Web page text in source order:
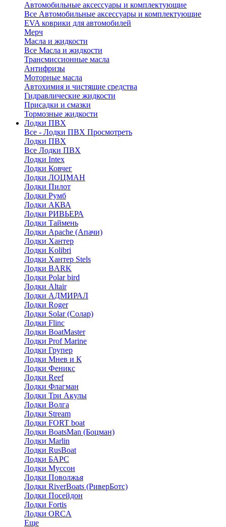
Автомобильные аксессуары и комплектующие
Все Автомобильные аксессуары и комплектующие
EVA коврики для автомобилей
Мерч
Масла и жидкости
Все Масла и жидкости
Трансмиссионные масла
Антифризы
Моторные масла
Автохимия и чистящие средства
Гидравлические жидкости
Присадки и смазки
Тормозные жидкости
Лодки ПВХ
Все - Лодки ПВХ Просмотреть
Лодки ПВХ
Все Лодки ПВХ
Лодки Intex
Лодки Ковчег
Лодки ЛОЦМАН
Лодки Пилот
Лодки Румб
Лодки АКВА
Лодки РИВЬЕРА
Лодки Таймень
Лодки Apache (Апачи)
Лодки Хантер
Лодки Kolibri
Лодки Хантер Stels
Лодки BARK
Лодки Polar bird
Лодки Altair
Лодки АДМИРАЛ
Лодки Roger
Лодки Solar (Солар)
Лодки Flinc
Лодки BoatMaster
Лодки Prof Marine
Лодки Групер
Лодки Мнев и К
Лодки Феникс
Лодки Reef
Лодки Флагман
Лодки Три Акулы
Лодки Волга
Лодки Stream
Лодки FORT boat
Лодки BoatsMan (Боцман)
Лодки Marlin
Лодки RusBoat
Лодки БАРС
Лодки Муссон
Лодки Поволжья
Лодки RiverBoats (РиверБотс)
Лодки Посейдон
Лодки Fortis
Лодки ORCA
Еще